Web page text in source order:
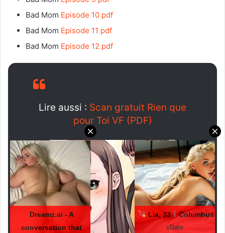
Dreamz.ai - A
conversation that
Lia, 33 Columbus
xDate
Bad Mom Episode 10 pdf
Bad Mom Episode 11 pdf
Bad Mom Episode 12 pdf
Lire aussi : Scan gratuit Rien que
pour Toi VF (PDF)